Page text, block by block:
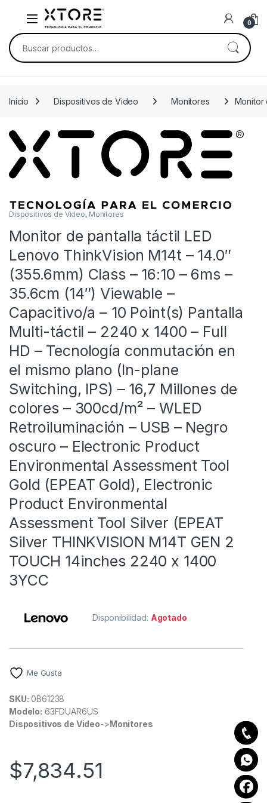
Skip to navigation
Skip to content
0
Buscar por:
Inicio Dispositivos de Video Monitores Monitor
Dispositivos de Video, Monitores
Monitor de pantalla táctil LED
Lenovo ThinkVision M14t – 14.0″
(355.6mm) Class – 16:10 – 6ms –
35.6cm (14″) Viewable –
Capacitivo/a – 10 Point(s) Pantalla
Multi-táctil – 2240 x 1400 – Full
HD – Tecnología conmutación en
el mismo plano (In-plane
Switching, IPS) – 16,7 Millones de
colores – 300cd/m² – WLED
Retroiluminación – USB – Negro
oscuro – Electronic Product
Environmental Assessment Tool
Gold (EPEAT Gold), Electronic
Product Environmental
Assessment Tool Silver (EPEAT
Silver THINKVISION M14T GEN 2
TOUCH 14inches 2240 x 1400
3YCC
Disponibilidad: Agotado
Me Gusta
SKU: 0B61238
Modelo: 63FDUAR6US
Dispositivos de Video->Monitores
$7,834.51